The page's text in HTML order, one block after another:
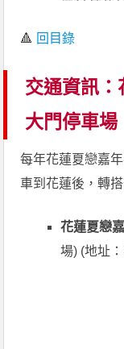
🔺 回目錄
交通資訊：
大門停車場
每年花蓮夏戀嘉
車到花蓮後，轉
花蓮夏戀
場) (地址